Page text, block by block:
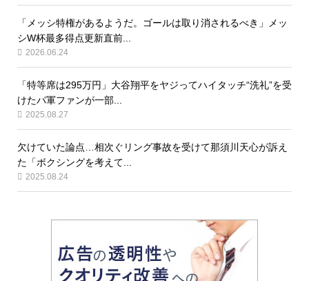
「メッシ特権があるようだ。ゴールは取り消されるべき」メッ
シW杯最多得点更新直前...
2026.06.24
「特等席は295万円」大谷翔平をヤジってハイタッチ“洗礼”を受
けたパ軍ファンが一部...
2025.08.27
欠けていた論点…相次ぐリング事故を受けて那須川天心が訴え
た「ボクシングを考えて...
2025.08.24